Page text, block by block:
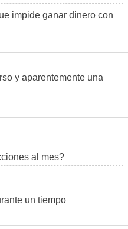
impide ganar dinero con
y aparentemente una
al mes?
un tiempo